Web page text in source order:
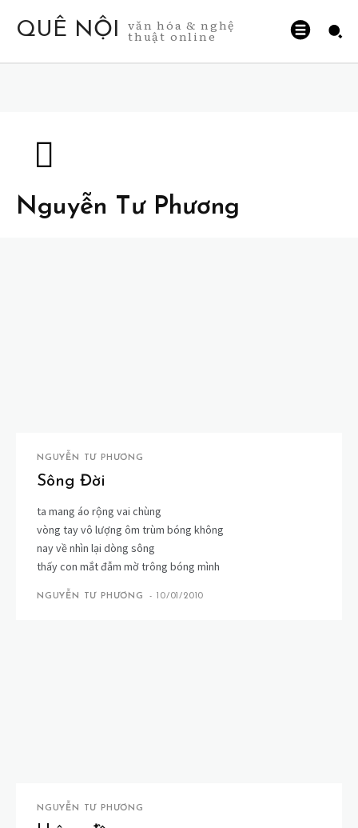
QUÊ NỘI văn hóa & nghệ
thuật online
Nguyễn Tư Phương
NGUYỄN TƯ PHƯƠNG
Sông Đời
ta mang áo rộng vai chùng
vòng tay vô lượng ôm trùm bóng không
nay về nhìn lại dòng sông
thấy con mắt đẫm mờ trông bóng mình
NGUYỄN TƯ PHƯƠNG - 10/01/2010
NGUYỄN TƯ PHƯƠNG